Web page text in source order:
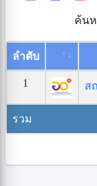
ค้น
ลำดับ
1 ส
รวม